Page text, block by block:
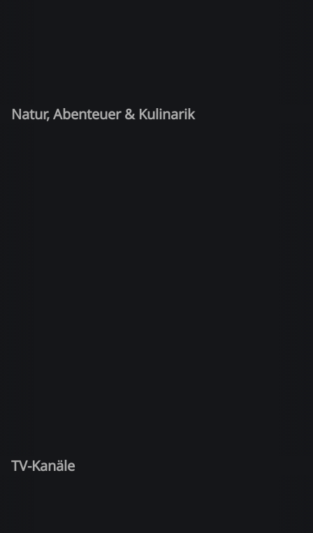
Natur, Abenteuer & Kulinarik
TV-Kanäle